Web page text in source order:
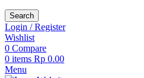
Search
Login / Register
Wishlist
0 Compare
0 items Rp 0.00
Menu